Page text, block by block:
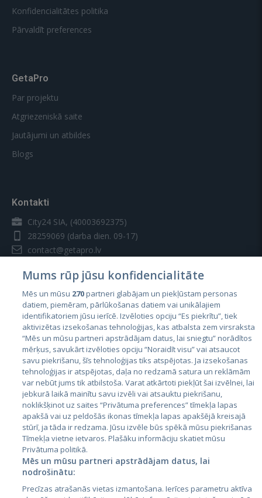
Konfidencialitātes politika
Pārvaldīt preferences
GetaPro
Par projektu
Atgriezeniskā saite
Jautājumi un atbildes
Blogs
Kontakti
City24 SIA, (40003692375)
28259069 (darba dien. 09-17)
contact@getapro.lv
Valstis
Igaunija
Latvija
Lietuva
City24.lv
CVbankas.lt
Mums rūp jūsu konfidencialitāte
Mēs un mūsu 270partneri glabājam un piekļūstam personas
datiem, piemēram, pārlūkošanas datiem vai unikālajiem
identifikatoriem jūsu ierīcē. Izvēloties opciju “Es piekrītu”, tiek
aktivizētas izsekošanas tehnoloģijas, kas atbalsta zem virsraksta
“Mēs un mūsu partneri apstrādājam datus, lai sniegtu” norādītos
mērķus, savukārt izvēloties opciju “Noraidīt visu” vai atsaucot
savu piekrišanu, šīs tehnoloģijas tiks atspējotas. Ja izsekošanas
tehnoloģijas ir atspējotas, daļa no redzamā satura un reklāmām
var nebūt jums tik atbilstoša. Varat atkārtoti piekļūt šai izvēlnei, lai
jebkurā laikā mainītu savu izvēli vai atsauktu piekrišanu,
noklikšķinot uz saites “Privātuma preferences” tīmekļa lapas
apakšā vai uz peldošās ikonas tīmekļa lapas apakšējā kreisajā
stūrī, ja tāda ir redzama. Jūsu izvēle būs spēkā mūsu piekrišanas
Tīmekļa vietne ietvaros. Plašāku informāciju skatiet mūsu
Privātuma politikā.
Mēs un mūsu partneri apstrādājam datus, lai
nodrošinātu:
Precīzas atrašanās vietas izmantošana. Ierīces parametru aktīva